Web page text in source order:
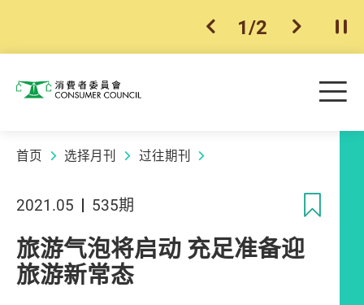
上一个
1/2 下一个开
消费者委员会 目
首页 选择月刊 过往期刊
2021.05 535期
旅游气泡将启动 充足准备迎
旅游新常态